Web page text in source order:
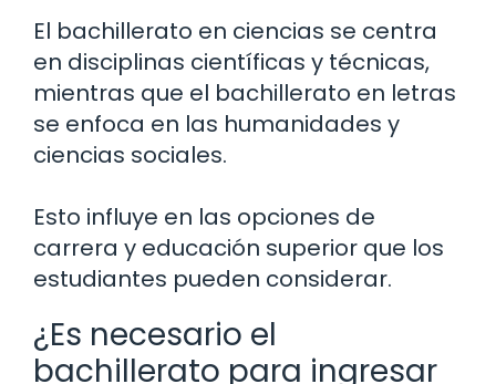
El bachillerato en ciencias se centra
en disciplinas científicas y técnicas,
mientras que el bachillerato en letras
se enfoca en las humanidades y
ciencias sociales.
Esto influye en las opciones de
carrera y educación superior que los
estudiantes pueden considerar.
¿Es necesario el
bachillerato para ingresar